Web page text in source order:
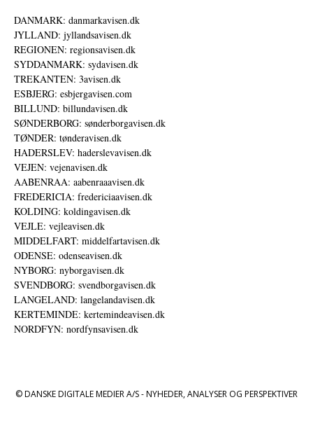
DANMARK: danmarkavisen.dk
JYLLAND: jyllandsavisen.dk
REGIONEN: regionsavisen.dk
SYDDANMARK: sydavisen.dk
TREKANTEN: 3avisen.dk
ESBJERG: esbjergavisen.com
BILLUND: billundavisen.dk
SØNDERBORG: sønderborgavisen.dk
TØNDER: tønderavisen.dk
HADERSLEV: haderslevavisen.dk
VEJEN: vejenavisen.dk
AABENRAA: aabenraaavisen.dk
FREDERICIA: fredericiaavisen.dk
KOLDING: koldingavisen.dk
VEJLE: vejleavisen.dk
MIDDELFART: middelfartavisen.dk
ODENSE: odenseavisen.dk
NYBORG: nyborgavisen.dk
SVENDBORG: svendborgavisen.dk
LANGELAND: langelandavisen.dk
KERTEMINDE: kertemindeavisen.dk
NORDFYN: nordfynsavisen.dk
© DANSKE DIGITALE MEDIER A/S - NYHEDER, ANALYSER OG PERSPEKTIVER